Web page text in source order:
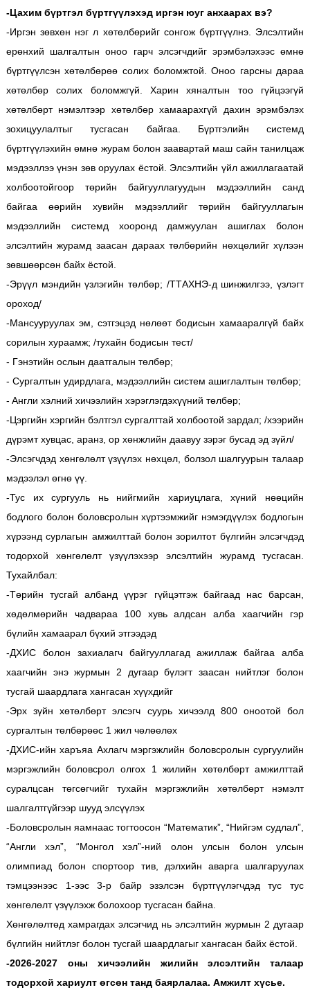
-Цахим бүртгэл бүртгүүлэхэд иргэн юуг анхаарах вэ?
-Иргэн зөвхөн нэг л хөтөлбөрийг сонгож бүртгүүлнэ. Элсэлтийн
ерөнхий шалгалтын оноо гарч элсэгчдийг эрэмбэлэхээс өмнө
бүртгүүлсэн хөтөлбөрөө солих боломжтой. Оноо гарсны дараа
хөтөлбөр солих боломжгүй. Харин хяналтын тоо гүйцээгүй
хөтөлбөрт нэмэлтээр хөтөлбөр хамаарахгүй дахин эрэмбэлэх
зохицуулалтыг тусгасан байгаа. Бүртгэлийн системд
бүртгүүлэхийн өмнө журам болон заавартай маш сайн танилцаж
мэдээллээ үнэн зөв оруулах ёстой. Элсэлтийн үйл ажиллагаатай
холбоотойгоор төрийн байгууллагуудын мэдээллийн санд
байгаа өөрийн хувийн мэдээллийг төрийн байгууллагын
мэдээллийн системд хооронд дамжуулан ашиглах болон
элсэлтийн журамд заасан дараах төлбөрийн нөхцөлийг хүлээн
зөвшөөрсөн байх ёстой.
-Эрүүл мэндийн үзлэгийн төлбөр; /ТТАХНЭ-д шинжилгээ, үзлэгт
ороход/
-Мансууруулах эм, сэтгэцэд нөлөөт бодисын хамааралгүй байх
сорилын хураамж; /тухайн бодисын тест/
- Гэнэтийн ослын даатгалын төлбөр;
- Сургалтын удирдлага, мэдээллийн систем ашиглалтын төлбөр;
- Aнгли хэлний хичээлийн хэрэглэгдэхүүний төлбөр;
-Цэргийн хэргийн бэлтгэл сургалттай холбоотой зардал; /хээрийн
дүрэмт хувцас, аранз, ор хөнжлийн даавуу зэрэг бусад эд зүйл/
-Элсэгчдэд хөнгөлөлт үзүүлэх нөхцөл, болзол шалгуурын талаар
мэдээлэл өгнө үү.
-Тус их сургууль нь нийгмийн хариуцлага, хүний нөөцийн
бодлого болон боловсролын хүртээмжийг нэмэгдүүлэх бодлогын
хүрээнд сурлагын амжилттай болон зорилтот бүлгийн элсэгчдэд
тодорхой хөнгөлөлт үзүүлэхээр элсэлтийн журамд тусгасан.
Тухайлбал:
-Төрийн тусгай албанд үүрэг гүйцэтгэж байгаад нас барсан,
хөдөлмөрийн чадвараа 100 хувь алдсан алба хаагчийн гэр
бүлийн хамаарал бүхий этгээдэд
-ДХИС болон захиалагч байгууллагад ажиллаж байгаа алба
хаагчийн энэ журмын 2 дугаар бүлэгт заасан нийтлэг болон
тусгай шаардлага хангасан хүүхдийг
-Эрх зүйн хөтөлбөрт элсэгч суурь хичээлд 800 оноотой бол
сургалтын төлбөрөөс 1 жил чөлөөлөх
-ДХИС-ийн харъяа Ахлагч мэргэжлийн боловсролын сургуулийн
мэргэжлийн боловсрол олгох 1 жилийн хөтөлбөрт амжилттай
суралцсан төгсөгчийг тухайн мэргэжлийн хөтөлбөрт нэмэлт
шалгалтгүйгээр шууд элсүүлэх
-Боловсролын яамнаас тогтоосон “Математик”, “Нийгэм судлал”,
“Англи хэл”, “Монгол хэл”-ний олон улсын болон улсын
олимпиад болон спортоор тив, дэлхийн аварга шалгаруулах
тэмцээнээс 1-ээс 3-р байр эзэлсэн бүртгүүлэгчдэд тус тус
хөнгөлөлт үзүүлэхж болохоор тусгасан байна.
Хөнгөлөлтөд хамрагдах элсэгчид нь элсэлтийн журмын 2 дугаар
бүлгийн нийтлэг болон тусгай шаардлагыг хангасан байх ёстой.
-2026-2027 оны хичээлийн жилийн элсэлтийн талаар
тодорхой хариулт өгсөн танд баярлалаа. Амжилт хүсье.